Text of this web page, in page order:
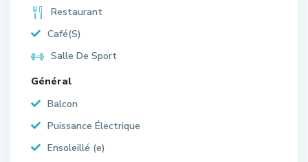
Restaurant
Café(S)
Salle De Sport
Général
Balcon
Puissance Électrique
Ensoleillé (e)